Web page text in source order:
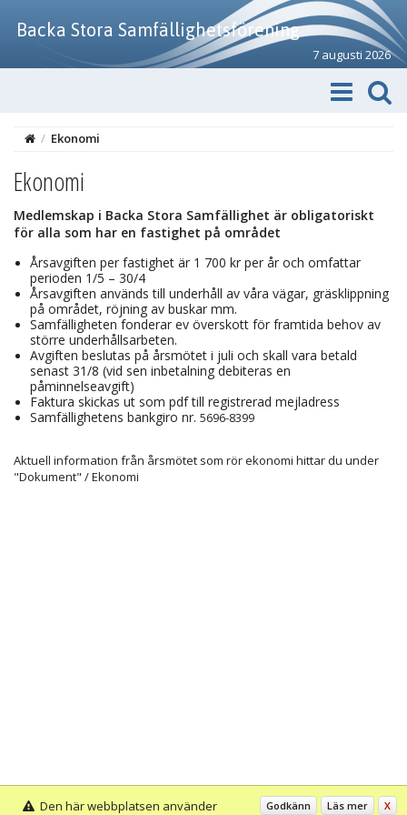
Backa Stora Samfällighetsförening
7 augusti 2026
/ Ekonomi
Ekonomi
Medlemskap i Backa Stora Samfällighet är obligatoriskt
för alla som har en fastighet på området
Årsavgiften per fastighet är 1 700 kr per år och omfattar
perioden 1/5 – 30/4
Årsavgiften används till underhåll av våra vägar, gräsklippning
på området, röjning av buskar mm.
Samfälligheten fonderar ev överskott för framtida behov av
större underhållsarbeten.
Avgiften beslutas på årsmötet i juli och skall vara betald
senast 31/8 (vid sen inbetalning debiteras en
påminnelseavgift)
Faktura skickas ut som pdf till registrerad mejladress
Samfällighetens bankgiro nr. 5696-8399
Aktuell information från årsmötet som rör ekonomi hittar du under
"Dokument" / Ekonomi
Godkänn Läs mer X
Den här webbplatsen använder